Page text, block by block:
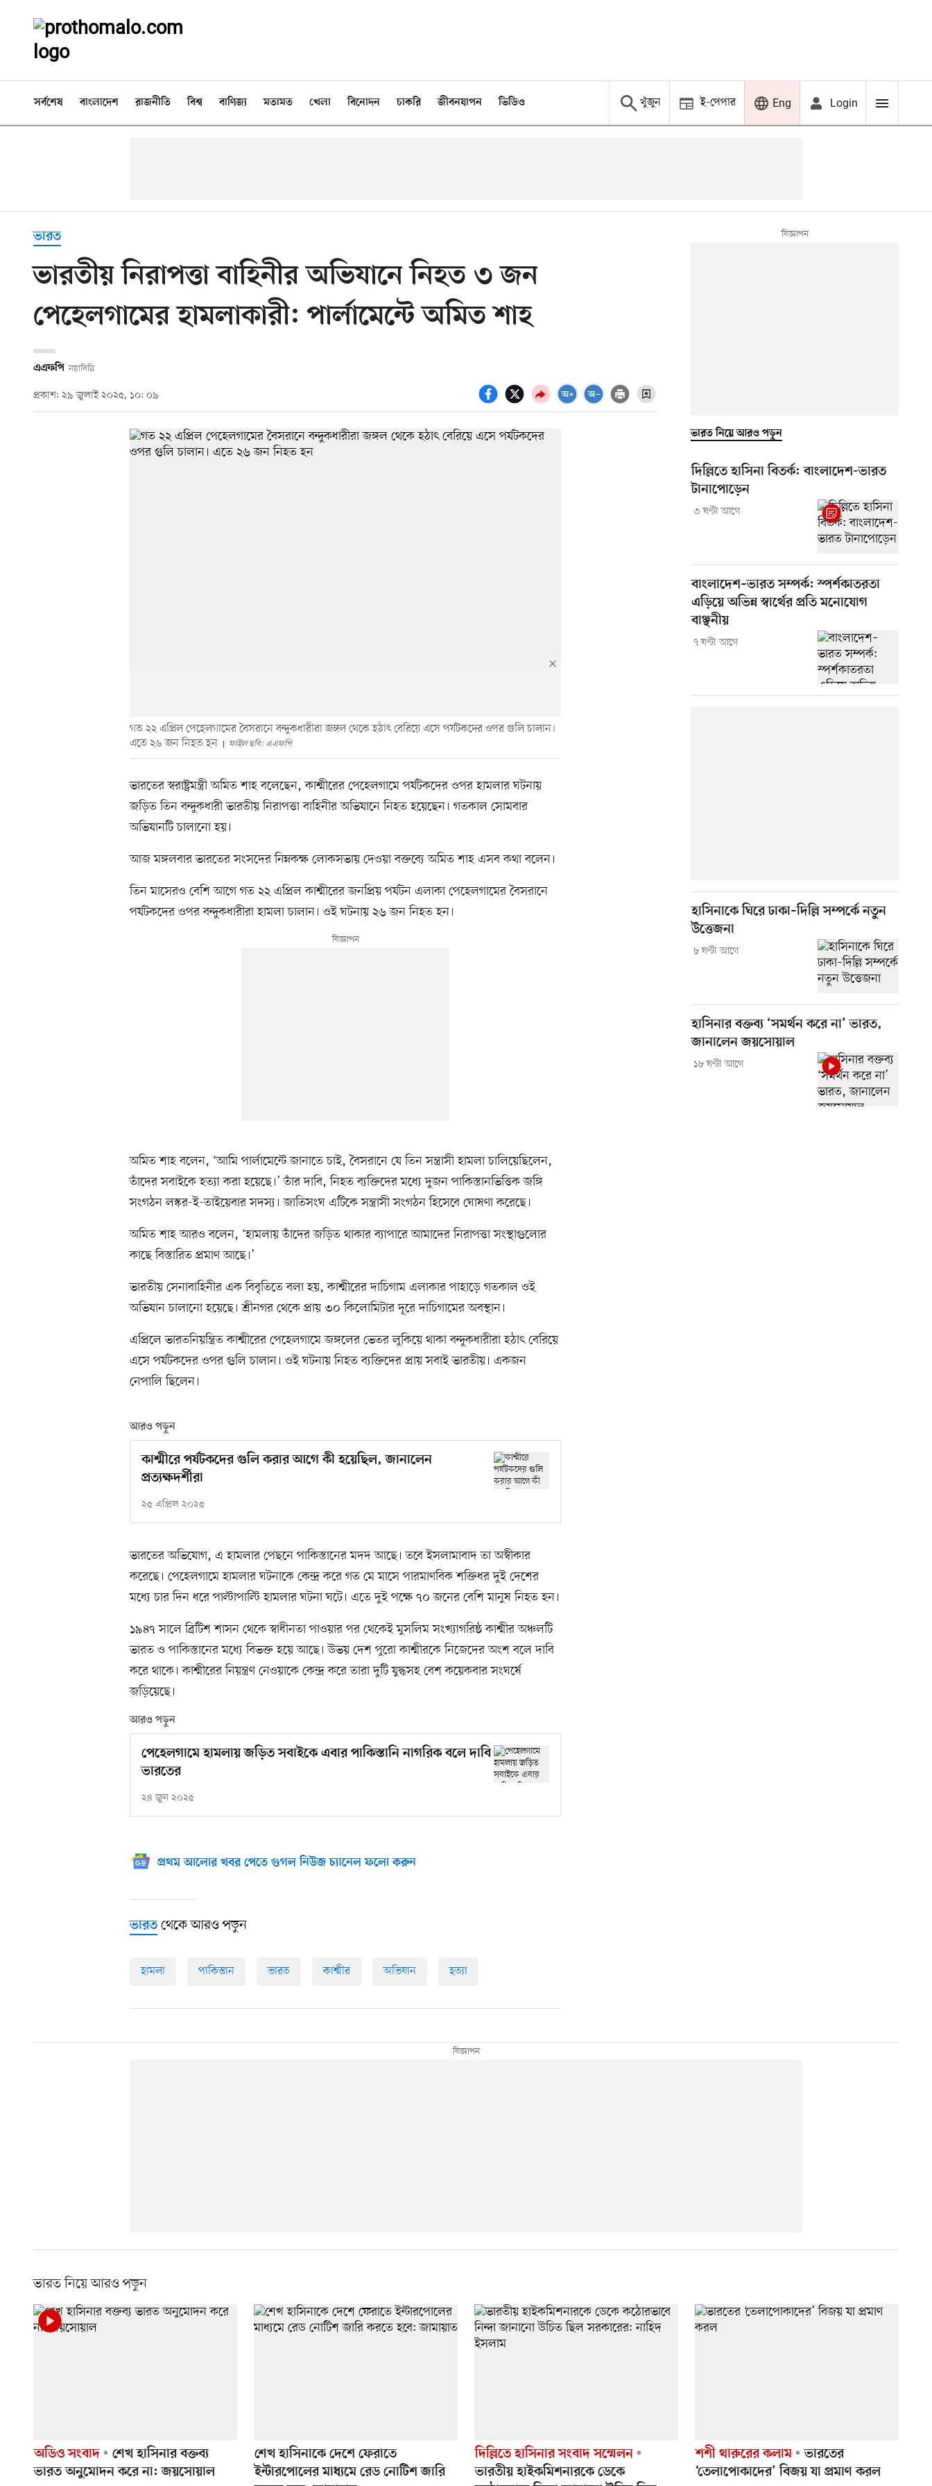
সর্বশেষ বাংলাদেশ রাজনীতি বিশ্ব বাণিজ্য মতামত খেলা বিনোদন চাকরি জীবনযাপন ভিডিও খুঁজুন ই-পেপার Eng Login
ভারত
ভারতীয় নিরাপত্তা বাহিনীর অভিযানে নিহত ৩ জন
পেহেলগামের হামলাকারী: পার্লামেন্টে অমিত শাহ
এএফপি নয়াদিল্লি
প্রকাশ: ২৯ জুলাই ২০২৫, ১০: ০৯
গত ২২ এপ্রিল পেহেলগামের বৈসরানে বন্দুকধারীরা জঙ্গল থেকে হঠাৎ বেরিয়ে এসে পর্যটকদের ওপর গুলি চালান।
এতে ২৬ জন নিহত হন
ফাইল ছবি: এএফপি
ভারতের স্বরাষ্ট্রমন্ত্রী অমিত শাহ বলেছেন, কাশ্মীরের পেহেলগামে পর্যটকদের ওপর হামলার ঘটনায়
জড়িত তিন বন্দুকধারী ভারতীয় নিরাপত্তা বাহিনীর অভিযানে নিহত হয়েছেন। গতকাল সোমবার
অভিযানটি চালানো হয়।
আজ মঙ্গলবার ভারতের সংসদের নিম্নকক্ষ লোকসভায় দেওয়া বক্তব্যে অমিত শাহ এসব কথা বলেন।
তিন মাসেরও বেশি আগে গত ২২ এপ্রিল কাশ্মীরের জনপ্রিয় পর্যটন এলাকা পেহেলগামের বৈসরানে
পর্যটকদের ওপর বন্দুকধারীরা হামলা চালান। ওই ঘটনায় ২৬ জন নিহত হন।
অমিত শাহ বলেন, ‘আমি পার্লামেন্টে জানাতে চাই, বৈসরানে যে তিন সন্ত্রাসী হামলা চালিয়েছিলেন,
তাঁদের সবাইকে হত্যা করা হয়েছে।’ তাঁর দাবি, নিহত ব্যক্তিদের মধ্যে দুজন পাকিস্তানভিত্তিক জঙ্গি
সংগঠন লস্কর-ই-তাইয়েবার সদস্য। জাতিসংঘ এটিকে সন্ত্রাসী সংগঠন হিসেবে ঘোষণা করেছে।
অমিত শাহ আরও বলেন, ‘হামলায় তাঁদের জড়িত থাকার ব্যাপারে আমাদের নিরাপত্তা সংস্থাগুলোর
কাছে বিস্তারিত প্রমাণ আছে।’
ভারতীয় সেনাবাহিনীর এক বিবৃতিতে বলা হয়, কাশ্মীরের দাচিগাম এলাকার পাহাড়ে গতকাল ওই
অভিযান চালানো হয়েছে। শ্রীনগর থেকে প্রায় ৩০ কিলোমিটার দূরে দাচিগামের অবস্থান।
এপ্রিলে ভারতনিয়ন্ত্রিত কাশ্মীরের পেহেলগামে জঙ্গলের ভেতর লুকিয়ে থাকা বন্দুকধারীরা হঠাৎ বেরিয়ে
এসে পর্যটকদের ওপর গুলি চালান। ওই ঘটনায় নিহত ব্যক্তিদের প্রায় সবাই ভারতীয়। একজন
নেপালি ছিলেন।
আরও পড়ুন
কাশ্মীরে পর্যটকদের গুলি করার আগে কী হয়েছিল, জানালেন
প্রত্যক্ষদর্শীরা
২৫ এপ্রিল ২০২৫
ভারতের অভিযোগ, এ হামলার পেছনে পাকিস্তানের মদদ আছে। তবে ইসলামাবাদ তা অস্বীকার
করেছে। পেহেলগামে হামলার ঘটনাকে কেন্দ্র করে গত মে মাসে পারমাণবিক শক্তিধর দুই দেশের
মধ্যে চার দিন ধরে পাল্টাপাল্টি হামলার ঘটনা ঘটে। এতে দুই পক্ষে ৭০ জনের বেশি মানুষ নিহত হন।
১৯৪৭ সালে ব্রিটিশ শাসন থেকে স্বাধীনতা পাওয়ার পর থেকেই মুসলিম সংখ্যাগরিষ্ঠ কাশ্মীর অঞ্চলটি
ভারত ও পাকিস্তানের মধ্যে বিভক্ত হয়ে আছে। উভয় দেশ পুরো কাশ্মীরকে নিজেদের অংশ বলে দাবি
করে থাকে। কাশ্মীরের নিয়ন্ত্রণ নেওয়াকে কেন্দ্র করে তারা দুটি যুদ্ধসহ বেশ কয়েকবার সংঘর্ষে
জড়িয়েছে।
আরও পড়ুন
পেহেলগামে হামলায় জড়িত সবাইকে এবার পাকিস্তানি নাগরিক বলে দাবি
ভারতের
২৪ জুন ২০২৫
প্রথম আলোর খবর পেতে গুগল নিউজ চ্যানেল ফলো করুন
ভারত থেকে আরও পড়ুন
হামলা পাকিস্তান ভারত কাশ্মীর অভিযান হত্যা
ভারত নিয়ে আরও পড়ুন
দিল্লিতে হাসিনা বিতর্ক: বাংলাদেশ-ভারত
টানাপোড়েন
৩ ঘণ্টা আগে
বাংলাদেশ–ভারত সম্পর্ক: স্পর্শকাতরতা
এড়িয়ে অভিন্ন স্বার্থের প্রতি মনোযোগ
বাঞ্ছনীয়
৭ ঘণ্টা আগে
হাসিনাকে ঘিরে ঢাকা–দিল্লি সম্পর্কে নতুন
উত্তেজনা
৮ ঘণ্টা আগে
হাসিনার বক্তব্য ‘সমর্থন করে না’ ভারত,
জানালেন জয়সোয়াল
১৮ ঘণ্টা আগে
ভারত নিয়ে আরও পড়ুন
অডিও সংবাদ
শেখ হাসিনার বক্তব্য
ভারত অনুমোদন করে না: জয়সোয়াল
শেখ হাসিনাকে দেশে ফেরাতে
ইন্টারপোলের মাধ্যমে রেড নোটিশ জারি
দিল্লিতে হাসিনার সংবাদ সম্মেলন
ভারতীয় হাইকমিশনারকে ডেকে
শশী থারুরের কলাম
ভারতের
‘তেলাপোকাদের’ বিজয় যা প্রমাণ করল